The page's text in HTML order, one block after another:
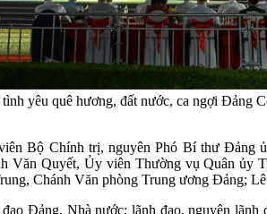
yêu quê hương, đất nước, ca ngợi
Bộ Chính trị, nguyên Phó Bí thư Đảng
Quyết, Ủy viên Thường vụ Quân ủy
Chánh Văn phòng Trung ương Đảng;
Đảng, Nhà nước; lãnh đạo, nguyên